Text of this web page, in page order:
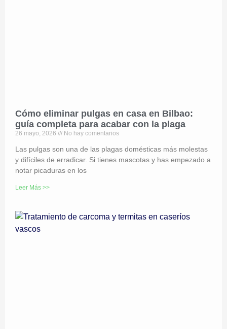
Cómo eliminar pulgas en casa en Bilbao:
guía completa para acabar con la plaga
26 mayo, 2026 No hay comentarios
Las pulgas son una de las plagas domésticas más molestas
y difíciles de erradicar. Si tienes mascotas y has empezado a
notar picaduras en los
Leer Más >>